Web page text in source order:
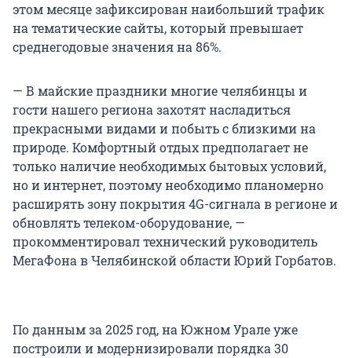
этом месяце зафиксирован наибольший трафик
на тематические сайты, который превышает
среднегодовые значения на 86%.
— В майские праздники многие челябинцы и
гости нашего региона захотят насладиться
прекрасными видами и побыть с близкими на
природе. Комфортный отдых предполагает не
только наличие необходимых бытовых условий,
но и интернет, поэтому необходимо планомерно
расширять зону покрытия 4G-сигнала в регионе и
обновлять телеком-оборудование, —
прокомментировал технический руководитель
МегаФона в Челябинской области Юрий Горбатов.
По данным за 2025 год, на Южном Урале уже
построили и модернизировали порядка 30